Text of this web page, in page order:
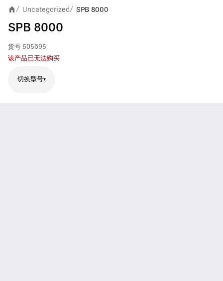
/ Uncategorized/ SPB 8000
SPB 8000
货号 505695
该产品已无法购买
切换型号